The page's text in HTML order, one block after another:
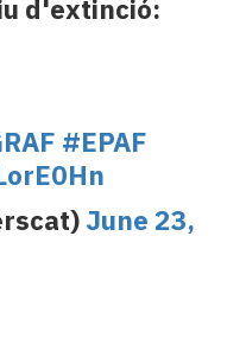
d'extinció:
#EPAF
June 23,